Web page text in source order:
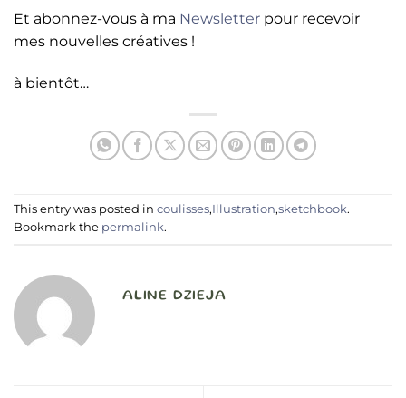
Et abonnez-vous à ma Newsletter pour recevoir
mes nouvelles créatives !
à bientôt…
This entry was posted in coulisses,Illustration,sketchbook.
Bookmark the permalink.
ALINE DZIEJA